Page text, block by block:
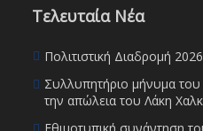
Τελευταία Νέα
Πολιτιστική Διαδρομή
Συλλυπητήριο μήνυμα
την απώλεια του Λάκη